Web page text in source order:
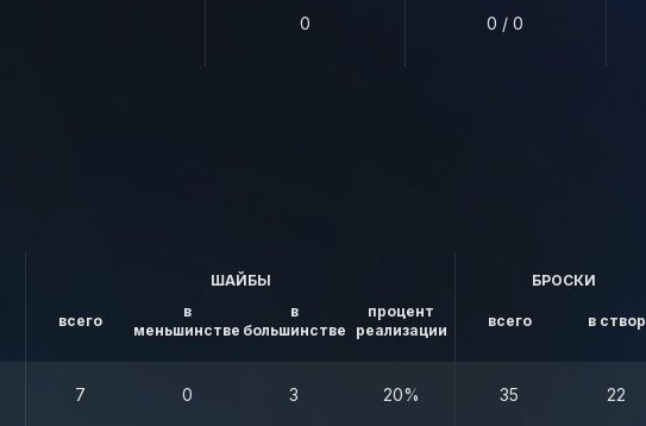
0 0 / 0
ШАЙБЫ
всего
в
меньшинстве
в
большинстве
процент
реализации
БРОСКИ
всего в створ
7 0 3 20% 35 22